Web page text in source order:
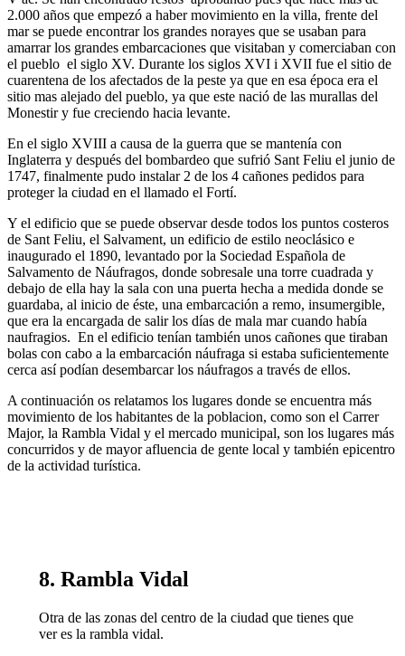
2.000 años que empezó a haber movimiento en la villa, frente del
mar se puede encontrar los grandes norayes que se usaban para
amarrar los grandes embarcaciones que visitaban y comerciaban con
el pueblo el siglo XV. Durante los siglos XVI i XVII fue el sitio de
cuarentena de los afectados de la peste ya que en esa época era el
sitio mas alejado del pueblo, ya que este nació de las murallas del
Monestir y fue creciendo hacia levante.
En el siglo XVIII a causa de la guerra que se mantenía con
Inglaterra y después del bombardeo que sufrió Sant Feliu el junio de
1747, finalmente pudo instalar 2 de los 4 cañones pedidos para
proteger la ciudad en el llamado el Fortí.
Y el edificio que se puede observar desde todos los puntos costeros
de Sant Feliu, el Salvament, un edificio de estilo neoclásico e
inaugurado el 1890, levantado por la Sociedad Española de
Salvamento de Náufragos, donde sobresale una torre cuadrada y
debajo de ella hay la sala con una puerta hecha a medida donde se
guardaba, al inicio de éste, una embarcación a remo, insumergible,
que era la encargada de salir los días de mala mar cuando había
naufragios. En el edificio tenían también unos cañones que tiraban
bolas con cabo a la embarcación náufraga si estaba suficientemente
cerca así podían desembarcar los náufragos a través de ellos.
A continuación os relatamos los lugares donde se encuentra más
movimiento de los habitantes de la poblacion, como son el Carrer
Major, la Rambla Vidal y el mercado municipal, son los lugares más
concurridos y de mayor afluencia de gente local y también epicentro
de la actividad turística.
8. Rambla Vidal
Otra de las zonas del centro de la ciudad que tienes que
ver es la rambla vidal.